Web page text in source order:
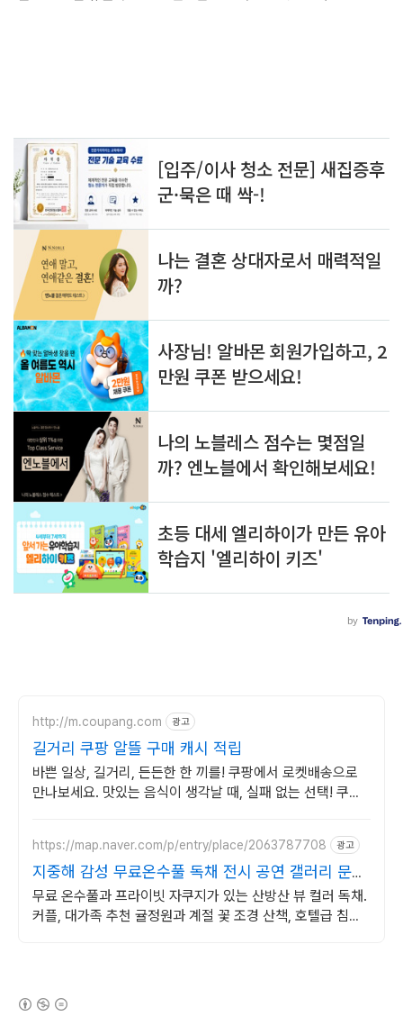
http://m.coupang.com 광고
길거리 쿠팡 알뜰 구매 캐시 적립
바쁜 일상, 길거리, 든든한 한 끼를! 쿠팡에서 로켓배송으로
만나보세요. 맛있는 음식이 생각날 때, 실패 없는 선택! 쿠팡
https://map.naver.com/p/entry/place/2063787708 광고
지중해 감성 무료온수풀 독채 전시 공연 갤러리 문화
공간
무료 온수풀과 프라이빗 자쿠지가 있는 산방산 뷰 컬러 독채.
커플, 대가족 추천 귤정원과 계절 꽃 조경 산책, 호텔급 침구